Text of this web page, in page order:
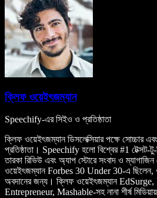
ক্লিফ ওয়েইৎজম্যান
Speechify-এর সিইও ও প্রতিষ্ঠাতা
ক্লিফ ওয়েইৎজম্যান ডিসলেক্সিয়ার পক্ষে সোচ্চার
প্রতিষ্ঠাতা। Speechify হলো বিশ্বের #1
তারকা রিভিউ এবং অ্যাপ স্টোরে সংবাদ ও
ওয়েইৎজম্যান Forbes 30 Under 30-এ
অবদানের জন্য। ক্লিফ ওয়েইৎজম্যান
Entrepreneur, Mashable-সহ নানা শীর্ষ